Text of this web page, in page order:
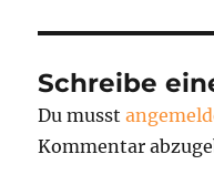
Schreibe
Du musst
Kommentar